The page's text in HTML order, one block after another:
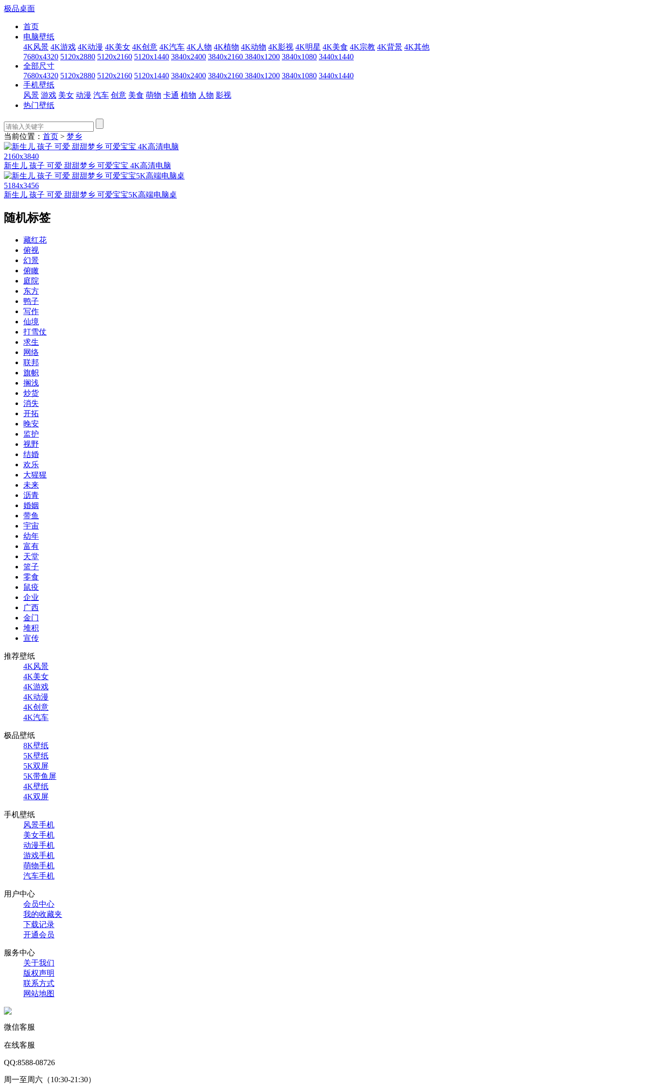
极品桌面
首页
电脑壁纸
4K风景 4K游戏 4K动漫 4K美女 4K创意 4K汽车 4K人物 4K植物 4K动物 4K影视 4K明星 4K美食 4K宗教 4K背景 4K其他
7680x4320 5120x2880 5120x2160 5120x1440 3840x2400 3840x2160 3840x1200 3840x1080 3440x1440
全部尺寸
7680x4320 5120x2880 5120x2160 5120x1440 3840x2400 3840x2160 3840x1200 3840x1080 3440x1440
手机壁纸
风景 游戏 美女 动漫 汽车 创意 美食 萌物 卡通 植物 人物 影视
热门壁纸
当前位置： 首页 > 梦乡
2160x3840
新生儿 孩子 可爱 甜甜梦乡 可爱宝宝 4K高清电脑
5184x3456
新生儿 孩子 可爱 甜甜梦乡 可爱宝宝5K高端电脑桌
随机标签
藏红花
俯视
幻景
俯瞰
庭院
东方
鸭子
写作
仙境
打雪仗
求生
网络
联邦
旗帜
搁浅
炒货
消失
开拓
晚安
监护
视野
结婚
欢乐
大猩猩
未来
沥青
婚姻
带鱼
宇宙
幼年
富有
天堂
篮子
零食
鼠疫
企业
广西
金门
堆积
宣传
推荐壁纸
4K风景
4K美女
4K游戏
4K动漫
4K创意
4K汽车
极品壁纸
8K壁纸
5K壁纸
5K双屏
5K带鱼屏
4K壁纸
4K双屏
手机壁纸
风景手机
美女手机
动漫手机
游戏手机
萌物手机
汽车手机
用户中心
会员中心
我的收藏夹
下载记录
开通会员
服务中心
关于我们
版权声明
联系方式
网站地图
微信客服
在线客服
QQ:8588-08726
周一至周六（10:30-21:30）